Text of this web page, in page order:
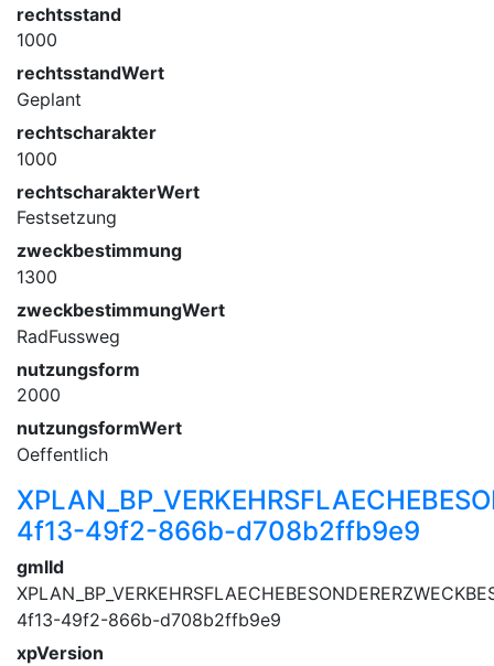
rechtsstand
1000
rechtsstandWert
Geplant
rechtscharakter
1000
rechtscharakterWert
Festsetzung
zweckbestimmung
1300
zweckbestimmungWert
RadFussweg
nutzungsform
2000
nutzungsformWert
Oeffentlich
4f13-49f2-866b-d708b2ffb9e9
gmlId
4f13-49f2-866b-d708b2ffb9e9
xpVersion